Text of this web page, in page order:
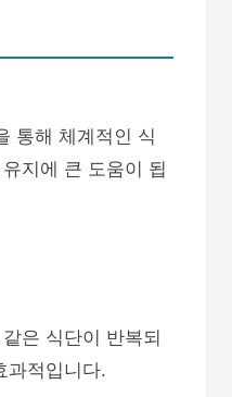
통해 체계적인 식
지에 큰 도움이 됩
은 식단이 반복되
과적입니다.